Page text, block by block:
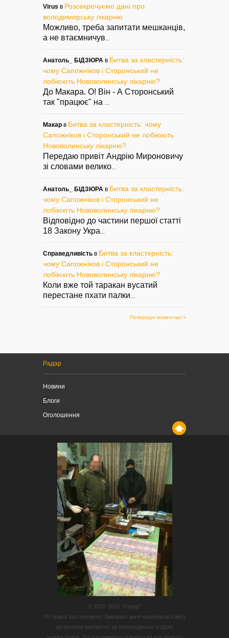
Virus в Розсекречуємо дані про
володимирську лікарню
Можливо, треба запитати мешканців,
а не втаємничув
Анатоль_ БІДЗЮРА в Битва за кластерність:
чому Сапожніков і Сторонський не
лобіюють Нововолинську лікарню?
До Макара. О! Він - А Сторонський
так "працює" на
Макар в Битва за кластерність: чому
Сапожніков і Сторонський не лобіюють
Нововолинську лікарню?
Передаю привіт Андрію Мироновичу
зі словами велико
Анатоль_ БІДЗЮРА в Битва за кластерність:
чому Сапожніков і Сторонський не
лобіюють Нововолинську лікарню?
Відповідно до частини першої статті
18 Закону Укра
Справедливість в Битва за кластерність:
чому Сапожніков і Сторонський не
лобіюють Нововолинську лікарню?
Коли вже той таракан вусатий
перестане пхати палки
Попередні коментарі »
Радар
Новини
Блоги
Оголошення
© 2012-2016 “Радар”
Усі права застережено. Використання матеріалів сайту
дозволено виключно за попередньою згодою